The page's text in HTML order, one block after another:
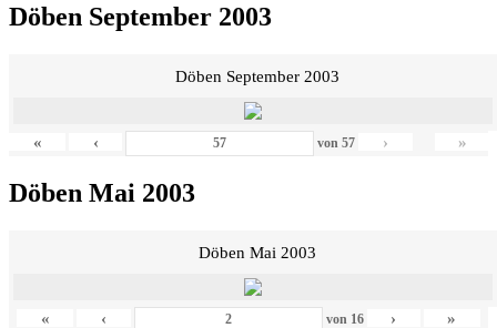
Döben September 2003
Döben September 2003
« ‹ von57 › »
Döben Mai 2003
Döben Mai 2003
« ‹ von 16 › »